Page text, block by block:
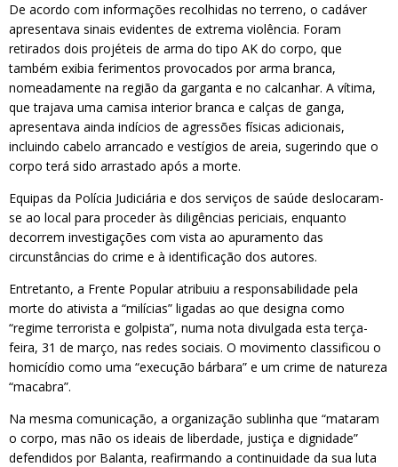
De acordo com informações recolhidas no terreno, o cadáver
apresentava sinais evidentes de extrema violência. Foram
retirados dois projéteis de arma do tipo AK do corpo, que
também exibia ferimentos provocados por arma branca,
nomeadamente na região da garganta e no calcanhar. A vítima,
que trajava uma camisa interior branca e calças de ganga,
apresentava ainda indícios de agressões físicas adicionais,
incluindo cabelo arrancado e vestígios de areia, sugerindo que o
corpo terá sido arrastado após a morte.
Equipas da Polícia Judiciária e dos serviços de saúde deslocaram-
se ao local para proceder às diligências periciais, enquanto
decorrem investigações com vista ao apuramento das
circunstâncias do crime e à identificação dos autores.
Entretanto, a Frente Popular atribuiu a responsabilidade pela
morte do ativista a “milícias” ligadas ao que designa como
“regime terrorista e golpista”, numa nota divulgada esta terça-
feira, 31 de março, nas redes sociais. O movimento classificou o
homicídio como uma “execução bárbara” e um crime de natureza
“macabra”.
Na mesma comunicação, a organização sublinha que “mataram
o corpo, mas não os ideais de liberdade, justiça e dignidade”
defendidos por Balanta, reafirmando a continuidade da sua luta